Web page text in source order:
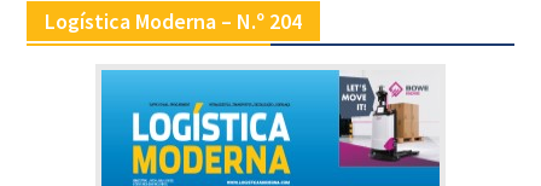
Logística Moderna – N.º 204